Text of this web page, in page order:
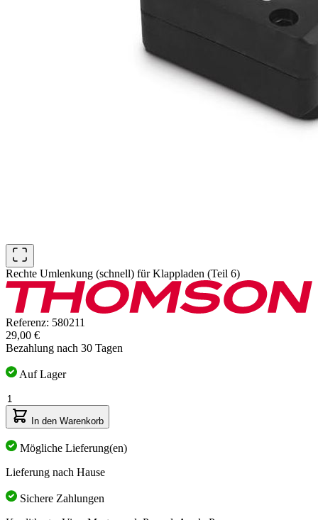
Rechte Umlenkung (schnell) für Klappladen (Teil 6)
Referenz: 580211
29,00 €
Bezahlung nach 30 Tagen
Auf Lager
Menge
In den Warenkorb
Mögliche Lieferung(en)
Lieferung nach Hause
Sichere Zahlungen